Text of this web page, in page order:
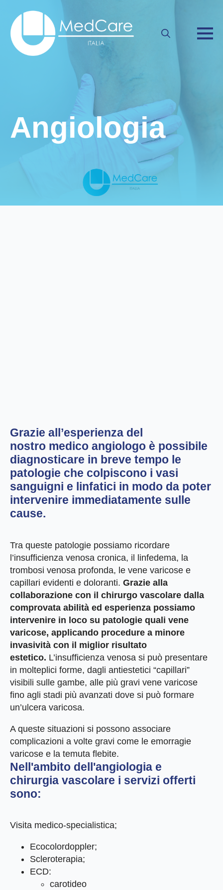
Angiologia
Grazie all’esperienza del
nostro medico angiologo è possibile
diagnosticare in breve tempo le
patologie che colpiscono i vasi
sanguigni e linfatici in modo da poter
intervenire immediatamente sulle
cause.
Tra queste patologie possiamo ricordare
l’insufficienza venosa cronica, il linfedema, la
trombosi venosa profonda, le vene varicose e
capillari evidenti e doloranti. Grazie alla
collaborazione con il chirurgo vascolare dalla
comprovata abilità ed esperienza possiamo
intervenire in loco su patologie quali vene
varicose, applicando procedure a minore
invasività con il miglior risultato
estetico. L’insufficienza venosa si può presentare
in molteplici forme, dagli antiestetici “capillari”
visibili sulle gambe, alle più gravi vene varicose
fino agli stadi più avanzati dove si può formare
un’ulcera varicosa.
A queste situazioni si possono associare
complicazioni a volte gravi come le emorragie
varicose e la temuta flebite.
Nell'ambito dell'angiologia e
chirurgia vascolare i servizi offerti
sono:
Visita medico-specialistica;
Ecocolordoppler;
Scleroterapia;
ECD:
carotideo